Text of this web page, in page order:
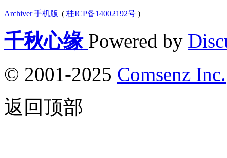
Archiver|手机版| ( 桂ICP备14002192号 )
千秋心缘 Powered by
© 2001-2025 Comsenz Inc.
返回顶部